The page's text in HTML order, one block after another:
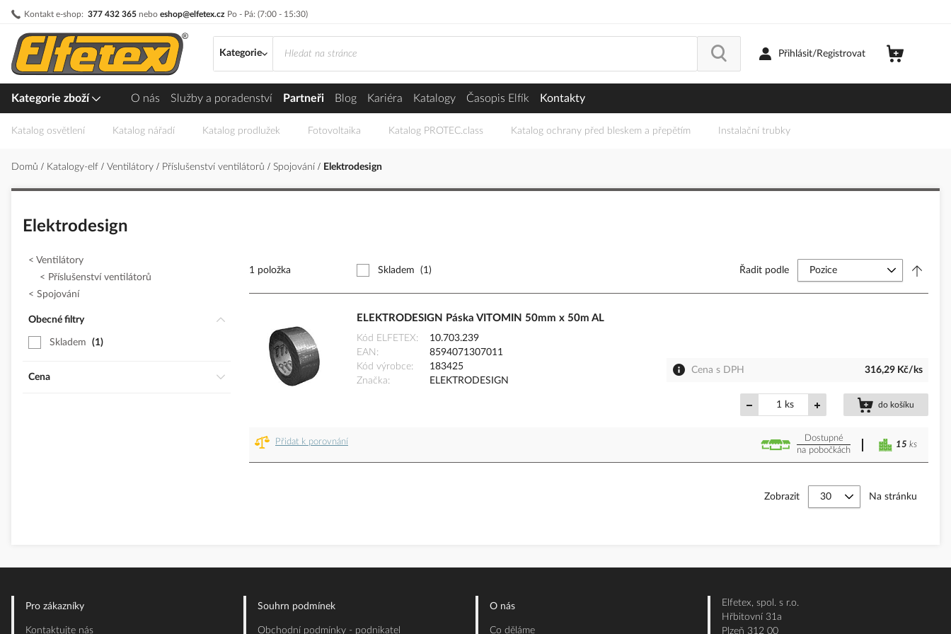
Kontakt e-shop: 377 432 365 nebo eshop@elfetex.cz Po - Pá: (7:00 - 15:30)
Přejít
obsah
Kategorie
Přihlásit/Registrovat
Kategorie zboží O nás Služby a poradenství Partneři Blog Kariéra Katalogy Časopis Elfík Kontakty
Katalog osvětlení Katalog nářadí Katalog prodlužek Fotovoltaika Katalog PROTEC.class Katalog ochrany před bleskem a přepětím Instalační trubky
Domů Katalogy-elf Ventilátory Příslušenství ventilátorů Spojování Elektrodesign
Elektrodesign
1 položka Skladem (1) Řadit podle
ELEKTRODESIGN Páska VITOMIN 50mm x 50m AL
Kód ELFETEX
10.703.239
EAN
8594071307011
Kód výrobce
183425
Značka
ELEKTRODESIGN
Cena s DPH 316,29 Kč/ks
ks do košíku
Přidat k porovnání
Dostupné
na pobočkách
15 ks
Zobrazit Na stránku
Ventilátory
Příslušenství ventilátorů
Spojování
Obecné filtry
Skladem 1
Cena
Pro zákazníky
Kontaktujte nás
Souhrn podmínek
Obchodní podmínky - podnikatel
O nás
Co děláme
Elfetex, spol. s r.o.
Hřbitovní 31a
Plzeň 312 00